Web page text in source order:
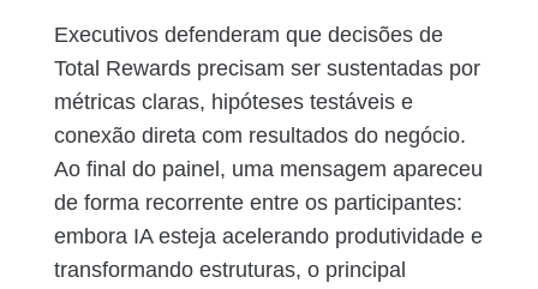
Executivos defenderam que decisões de
Total Rewards precisam ser sustentadas por
métricas claras, hipóteses testáveis e
conexão direta com resultados do negócio.
Ao final do painel, uma mensagem apareceu
de forma recorrente entre os participantes:
embora IA esteja acelerando produtividade e
transformando estruturas, o principal